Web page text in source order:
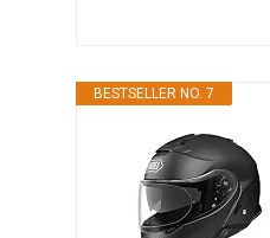
BESTSELLER NO. 7